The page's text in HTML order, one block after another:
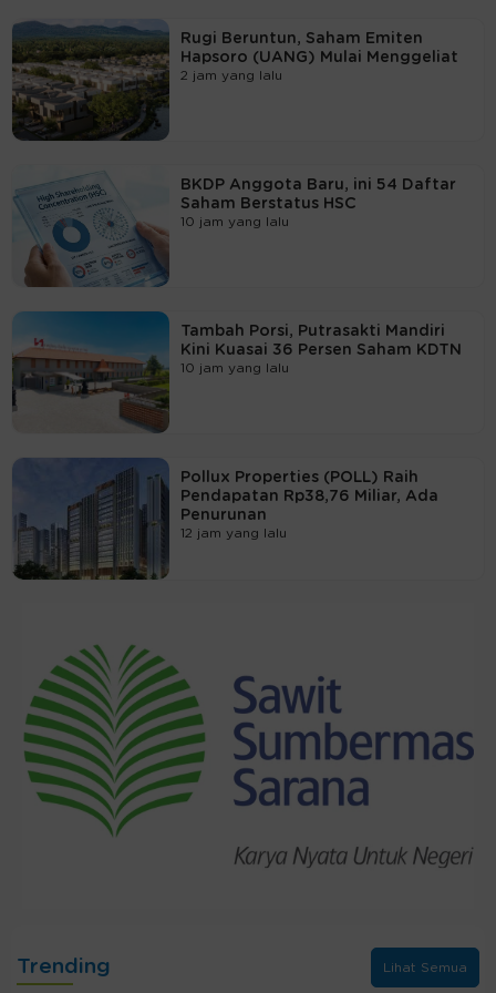
Rugi Beruntun, Saham Emiten
Hapsoro (UANG) Mulai Menggeliat
2 jam yang lalu
BKDP Anggota Baru, ini 54 Daftar
Saham Berstatus HSC
10 jam yang lalu
Tambah Porsi, Putrasakti Mandiri
Kini Kuasai 36 Persen Saham KDTN
10 jam yang lalu
Pollux Properties (POLL) Raih
Pendapatan Rp38,76 Miliar, Ada
Penurunan
12 jam yang lalu
Trending Lihat Semua